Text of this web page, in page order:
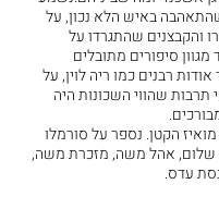
באיש הלא נכון, על
והקבצנים שהתגרדו על
סיפורים מתובלים
רבנים כמו ריה לוין, על
שהווי השכונות היה
הקטן. נספר על סורמלו
שלום, אהל משה, מזכרת משה,
עדס.